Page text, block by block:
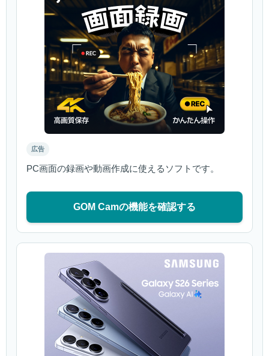
広告
PC画面の録画や動画作成に使えるソフトです。
GOM Camの機能を確認する